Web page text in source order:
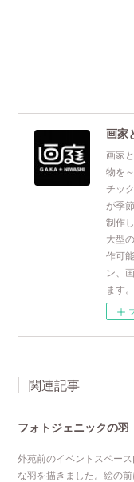
画
画家
物を
チッ
が季
制作
大型
作可
ン、
ます
関連記事
フォトジェニックの羽
外苑前のイベントスペー
な羽を描きました。絵の